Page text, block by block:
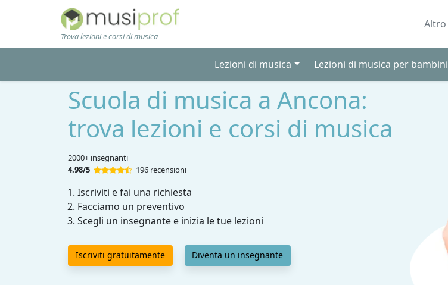
Skip to main content
Trova lezioni e corsi di musica
Altro
Lezioni di musica Lezioni di musica per bambini
Scuola di musica a Ancona:
trova lezioni e corsi di musica
2000+ insegnanti
4.98/5
196 recensioni
Iscriviti e fai una richiesta
Facciamo un preventivo
Scegli un insegnante e inizia le tue lezioni
Iscriviti gratuitamente Diventa un insegnante